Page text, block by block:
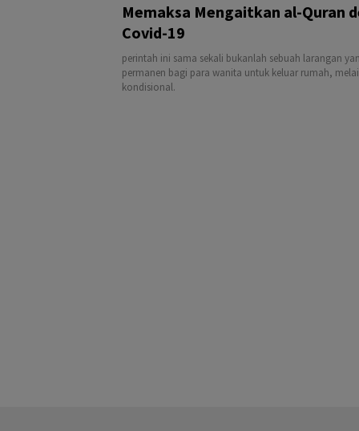
Memaksa Mengaitkan al-Quran
Covid-19
perintah ini sama sekali bukanlah sebuah larangan
permanen bagi para wanita untuk keluar rumah,
kondisional.